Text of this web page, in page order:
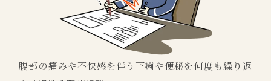
腹部の痛みや不快感を伴う下痢や便秘を何度も繰り返